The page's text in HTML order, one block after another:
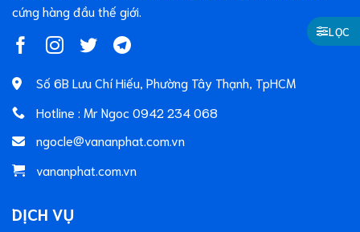
LỌC
cứng hàng đầu thế giới.
Số 6B Lưu Chí Hiếu, Phường Tây Thạnh, TpHCM
Hotline : Mr Ngoc 0942 234 068
ngocle@vananphat.com.vn
vananphat.com.vn
DỊCH VỤ